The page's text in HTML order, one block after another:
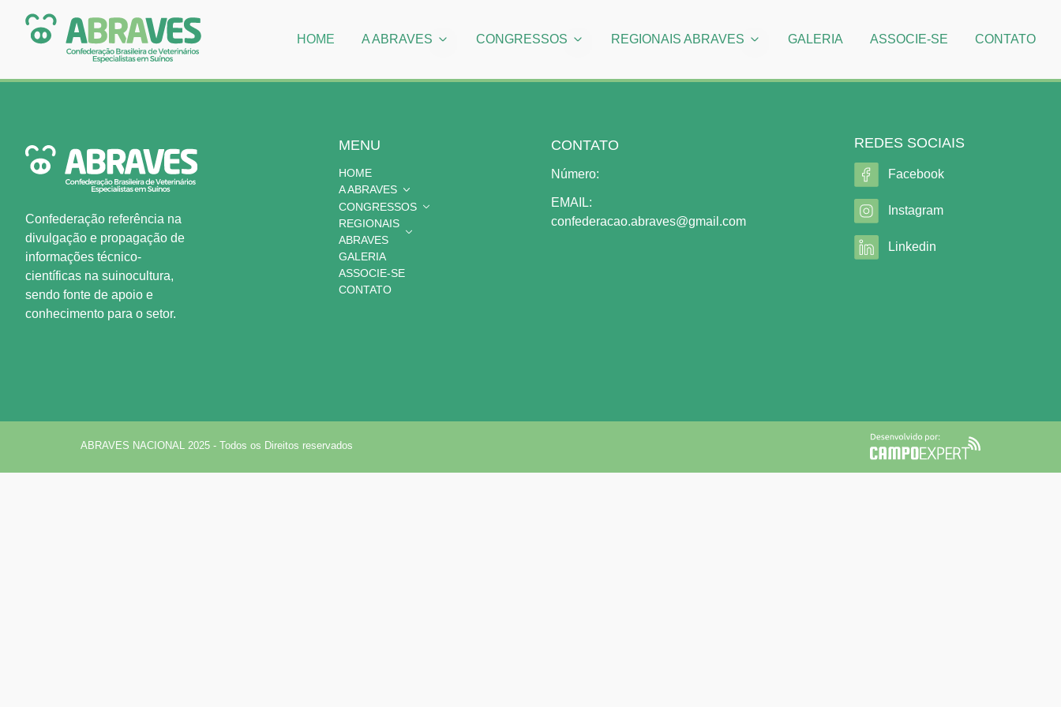
HOME A ABRAVES CONGRESSOS REGIONAIS ABRAVES GALERIA ASSOCIE-SE CONTATO
Confederação referência na
divulgação e propagação de
informações técnico-
científicas na suinocultura,
sendo fonte de apoio e
conhecimento para o setor.
MENU
HOME
A ABRAVES
CONGRESSOS
REGIONAIS
ABRAVES
GALERIA
ASSOCIE-SE
CONTATO
CONTATO
Número:
EMAIL:
confederacao.abraves@gmail.com
REDES SOCIAIS
Facebook
Instagram
Linkedin
ABRAVES NACIONAL 2025 - Todos os Direitos reservados